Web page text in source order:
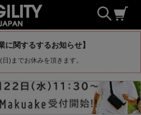
に関するするお知らせ】
)までお休みを頂きます。